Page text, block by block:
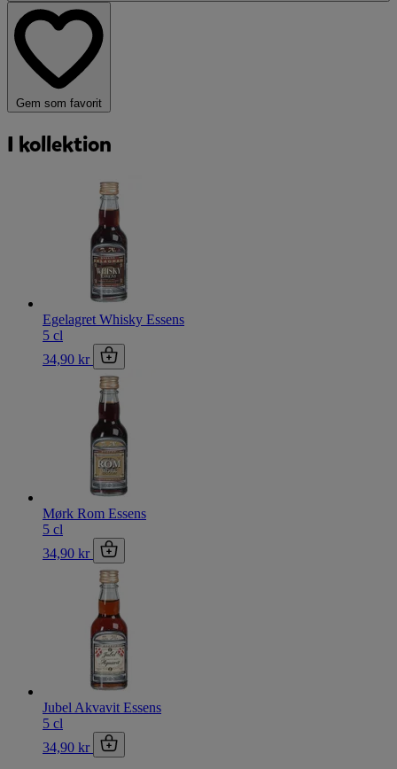
Gem som favorit
I kollektion
Egelagret Whisky Essens
5 cl
34,90 kr
Mørk Rom Essens
5 cl
34,90 kr
Jubel Akvavit Essens
5 cl
34,90 kr